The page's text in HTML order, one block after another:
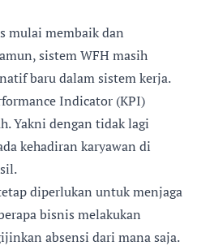
mulai membaik dan
sistem WFH masih
baru dalam sistem kerja.
Indicator (KPI)
Yakni dengan tidak lagi
kehadiran karyawan di
diperlukan untuk menjaga
bisnis melakukan
absensi dari mana saja.